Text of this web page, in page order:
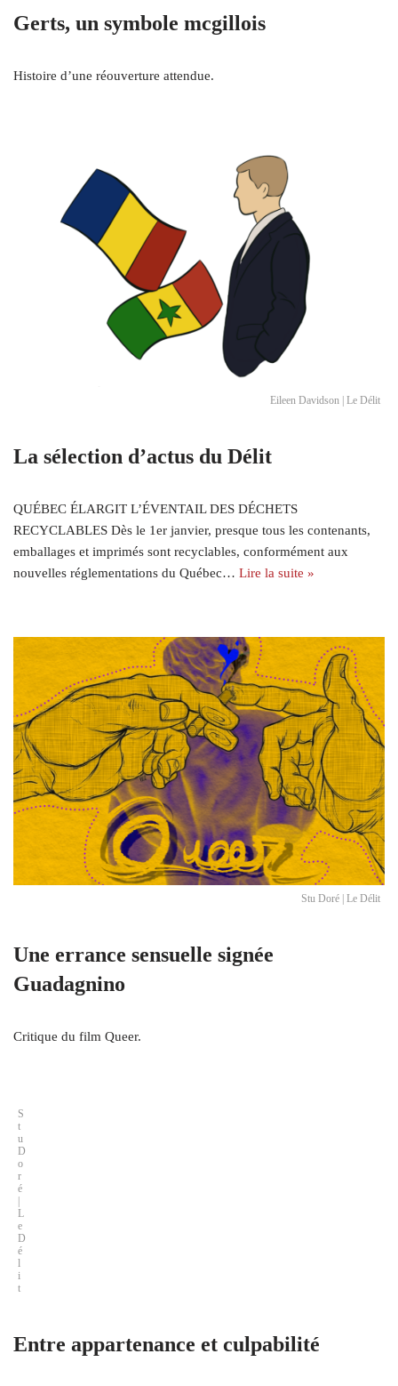
Gerts, un symbole mcgillois
Histoire d’une réouverture attendue.
Eileen Davidson | Le Délit
La sélection d’actus du Délit
QUÉBEC ÉLARGIT L’ÉVENTAIL DES DÉCHETS
RECYCLABLES Dès le 1er janvier, presque tous les contenants,
emballages et imprimés sont recyclables, conformément aux
nouvelles réglementations du Québec… Lire la suite »
Stu Doré | Le Délit
Une errance sensuelle signée
Guadagnino
Critique du film Queer.
S
t
u
D
o
r
é
L
e
D
é
l
i
t
Entre appartenance et culpabilité